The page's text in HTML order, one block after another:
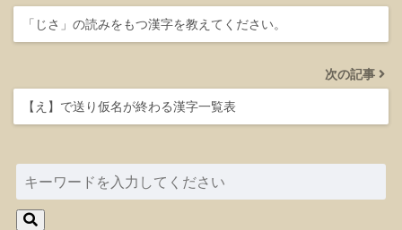
「じさ」の読みをもつ漢字を教えてください。
次の記事
【え】で送り仮名が終わる漢字一覧表